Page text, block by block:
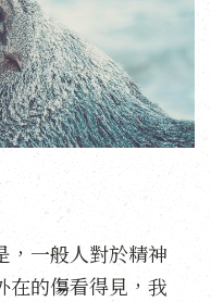
，一般人對於精神
在的傷看得見，我